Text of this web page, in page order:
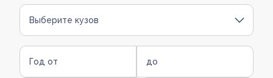
Выберите кузов
Год от до